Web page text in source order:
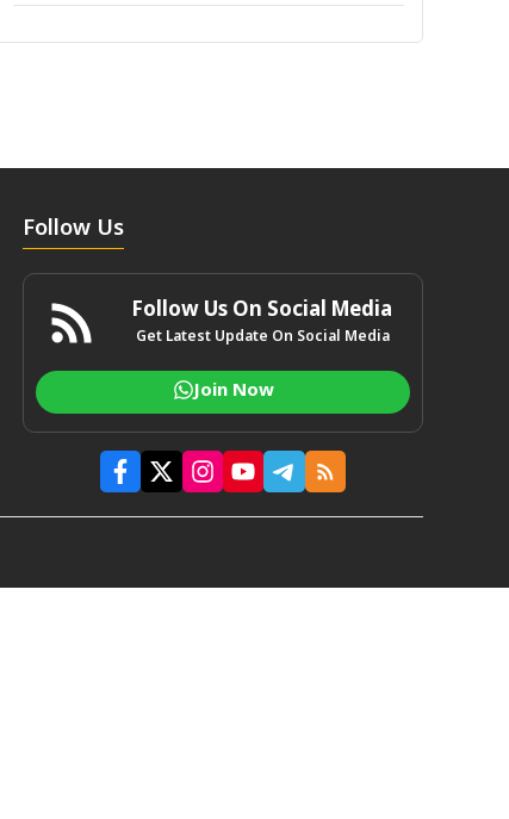
Follow Us
Follow Us On Social Media
Get Latest Update On Social Media
Join Now